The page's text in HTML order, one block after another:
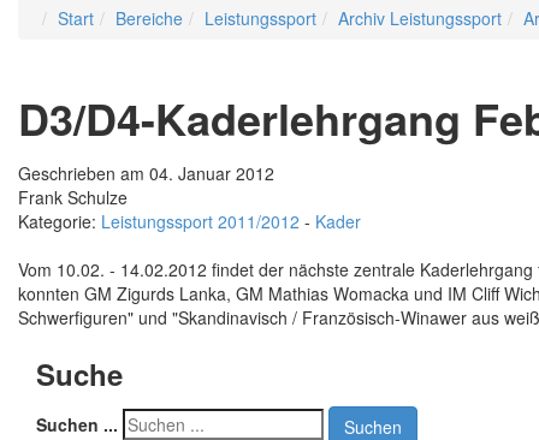
Start
Bereiche Leistungssport Archiv Leistungssport
D3/D4-Kaderlehrgang
Geschrieben am 04. Januar 2012
Frank Schulze
Kategorie: Leistungssport 2011/2012 - Kader
Vom 10.02. - 14.02.2012 findet der nächste zentrale
konnten GM Zigurds Lanka, GM Mathias Womacka und IM Cliff
Schwerfiguren" und "Skandinavisch / Französisch-Winawer aus
Suche
Suchen ... Suchen